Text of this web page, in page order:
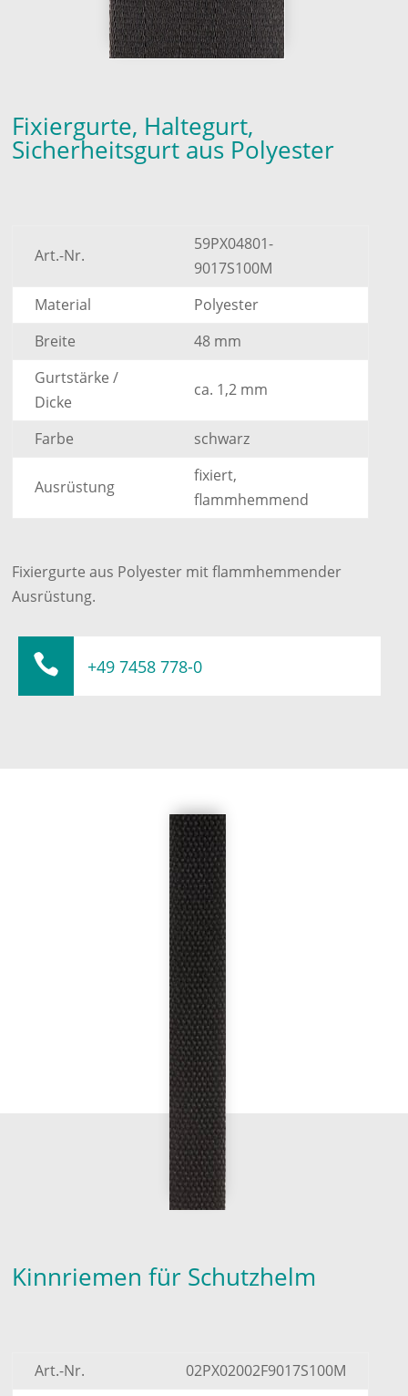
Fixiergurte, Haltegurt,
Sicherheitsgurt aus Polyester
Art.-Nr.
59PX04801-
9017S100M
Material
Polyester
Breite
48 mm
Gurtstärke /
Dicke
ca. 1,2 mm
Farbe schwarz
Ausrüstung
fixiert,
flammhemmend
Fixiergurte aus Polyester mit flammhemmender
Ausrüstung.
 +49 7458 778-0
Kinnriemen für Schutzhelm
Art.-Nr. 02PX02002F9017S100M